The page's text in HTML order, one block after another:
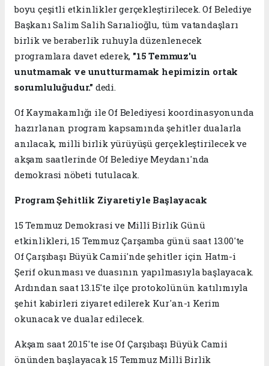
boyu çeşitli etkinlikler gerçekleştirilecek. Of Belediye
Başkanı Salim Salih Sarıalioğlu, tüm vatandaşları
birlik ve beraberlik ruhuyla düzenlenecek
programlara davet ederek, "15 Temmuz'u
unutmamak ve unutturmamak hepimizin ortak
sorumluluğudur." dedi.
Of Kaymakamlığı ile Of Belediyesi koordinasyonunda
hazırlanan program kapsamında şehitler dualarla
anılacak, milli birlik yürüyüşü gerçekleştirilecek ve
akşam saatlerinde Of Belediye Meydanı'nda
demokrasi nöbeti tutulacak.
Program Şehitlik Ziyaretiyle Başlayacak
15 Temmuz Demokrasi ve Millî Birlik Günü
etkinlikleri, 15 Temmuz Çarşamba günü saat 13.00'te
Of Çarşıbaşı Büyük Camii'nde şehitler için Hatm-i
Şerif okunması ve duasının yapılmasıyla başlayacak.
Ardından saat 13.15'te ilçe protokolünün katılımıyla
şehit kabirleri ziyaret edilerek Kur'an-ı Kerim
okunacak ve dualar edilecek.
Akşam saat 20.15'te ise Of Çarşıbaşı Büyük Camii
önünden başlayacak 15 Temmuz Millî Birlik